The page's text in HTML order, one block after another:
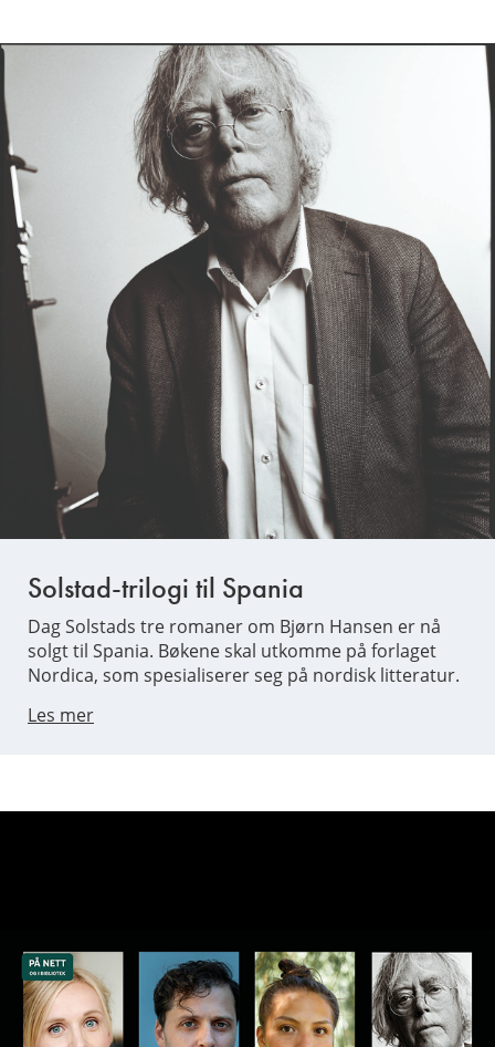
Solstad-trilogi til Spania
Dag Solstads tre romaner om Bjørn Hansen er nå
solgt til Spania. Bøkene skal utkomme på forlaget
Nordica, som spesialiserer seg på nordisk litteratur.
Les mer